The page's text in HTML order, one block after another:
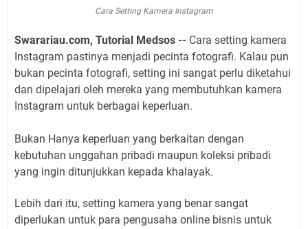
Cara Setting Kamera Instagram
Swarariau.com, Tutorial Medsos -- Cara setting kamera
Instagram pastinya menjadi pecinta fotografi. Kalau pun
bukan pecinta fotografi, setting ini sangat perlu diketahui
dan dipelajari oleh mereka yang membutuhkan kamera
Instagram untuk berbagai keperluan.
Bukan Hanya keperluan yang berkaitan dengan
kebutuhan unggahan pribadi maupun koleksi pribadi
yang ingin ditunjukkan kepada khalayak.
Lebih dari itu, setting kamera yang benar sangat
diperlukan untuk para pengusaha online bisnis untuk